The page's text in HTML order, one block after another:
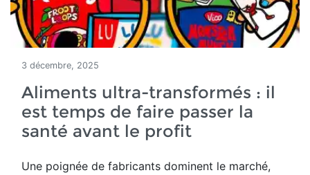
3 décembre, 2025
Aliments ultra-transformés : il
est temps de faire passer la
santé avant le profit
Une poignée de fabricants dominent le marché,